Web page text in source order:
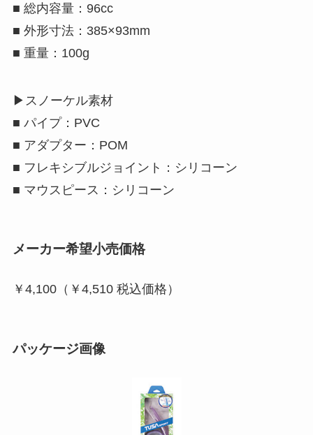
■ 総内容量：96cc
■ 外形寸法：385×93mm
■ 重量：100g
▶ スノーケル素材
■ パイプ：PVC
■ アダプター：POM
■ フレキシブルジョイント：シリコーン
■ マウスピース：シリコーン
メーカー希望小売価格
￥4,100（￥4,510 税込価格）
パッケージ画像